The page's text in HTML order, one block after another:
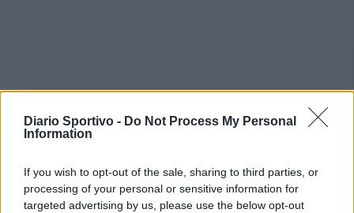
Diario Sportivo - Do Not Process My Personal
Information
If you wish to opt-out of the sale, sharing to third parties, or
processing of your personal or sensitive information for
targeted advertising by us, please use the below opt-out